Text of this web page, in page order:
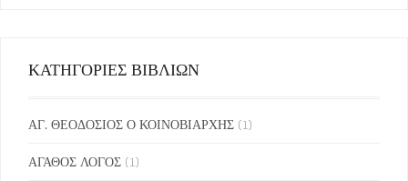
ΚΑΤΗΓΟΡΙΕΣ ΒΙΒΛΙΩΝ
ΑΓ. ΘΕΟΔΟΣΙΟΣ Ο ΚΟΙΝΟΒΙΑΡΧΗΣ (1)
ΑΓΑΘΟΣ ΛΟΓΟΣ (1)